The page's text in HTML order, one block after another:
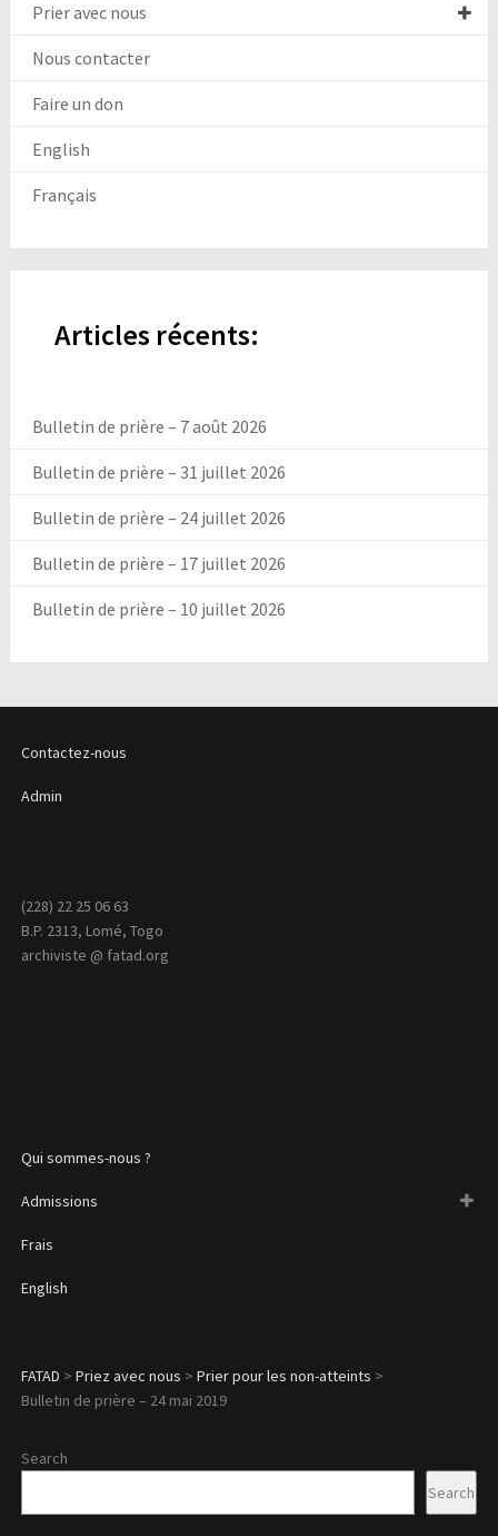
Prier avec nous
Nous contacter
Faire un don
English
Français
Articles récents:
Bulletin de prière – 7 août 2026
Bulletin de prière – 31 juillet 2026
Bulletin de prière – 24 juillet 2026
Bulletin de prière – 17 juillet 2026
Bulletin de prière – 10 juillet 2026
Contactez-nous
Admin
(228) 22 25 06 63
B.P. 2313, Lomé, Togo
archiviste @ fatad.org
Qui sommes-nous ?
Admissions
Frais
English
FATAD > Priez avec nous > Prier pour les non-atteints >
Bulletin de prière – 24 mai 2019
Search
Search